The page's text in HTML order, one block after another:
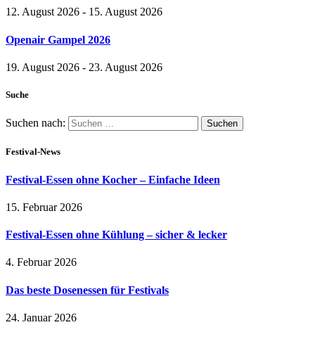
12. August 2026 - 15. August 2026
Openair Gampel 2026
19. August 2026 - 23. August 2026
Suche
Suchen nach:
Festival-News
Festival-Essen ohne Kocher – Einfache Ideen
15. Februar 2026
Festival-Essen ohne Kühlung – sicher & lecker
4. Februar 2026
Das beste Dosenessen für Festivals
24. Januar 2026